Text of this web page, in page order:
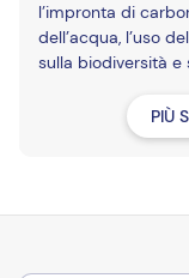
l’impronta di
dell’acqua, l’uso
sulla biodiversità e
PIÙ